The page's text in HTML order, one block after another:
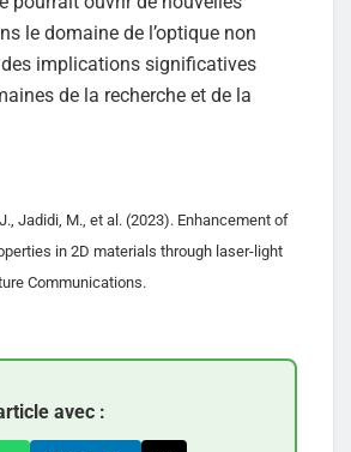
le domaine de l’optique non
implications significatives
de la recherche et de la
Jadidi, M., et al. (2023). Enhancement of
in 2D materials through laser-light
Communications.
avec :